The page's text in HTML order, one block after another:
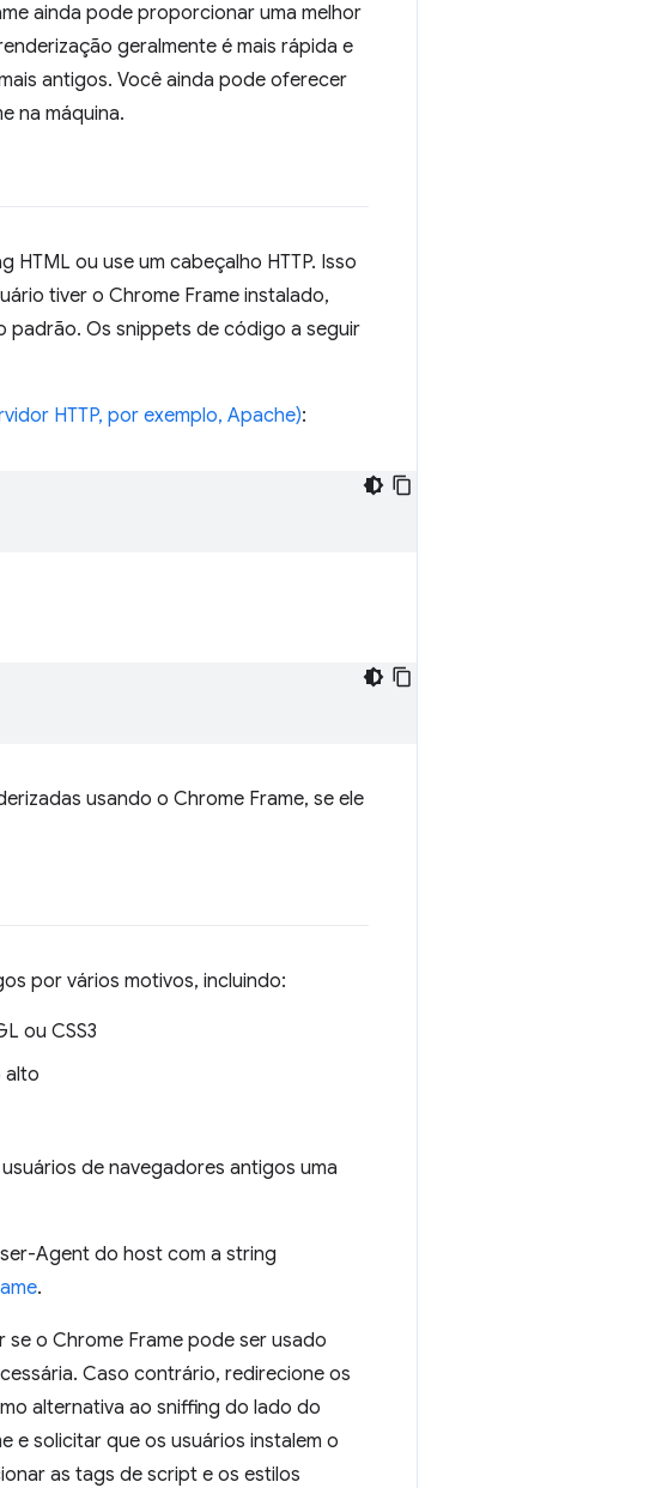
ainda pode proporcionar uma melhor
geralmente é mais rápida e
antigos. Você ainda pode oferecer
na máquina.
HTML ou use um cabeçalho HTTP. Isso
tiver o Chrome Frame instalado,
Os snippets de código a seguir
HTTP, por exemplo, Apache):
usando o Chrome Frame, se ele
por vários motivos, incluindo:
ou CSS3
alto
de navegadores antigos uma
Agent do host com a string
.
o Chrome Frame pode ser usado
Caso contrário, redirecione os
alternativa ao sniffing do lado do
e solicitar que os usuários instalem o
as tags de script e os estilos